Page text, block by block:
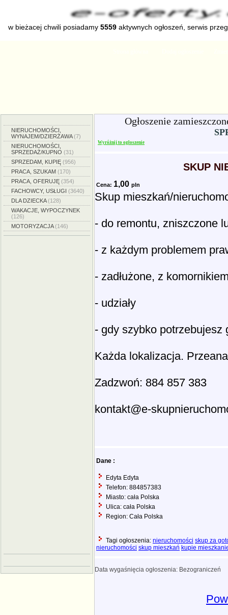
w bieżacej chwili posiadamy 5559 aktywnych ogłoszeń, serwis
NIERUCHOMOŚCI,
WYNAJEM/DZIERŻAWA(7)
NIERUCHOMOŚCI,
SPRZEDAŻ/KUPNO (31)
SPRZEDAM, KUPIĘ (956)
PRACA, SZUKAM (170)
PRACA, OFERUJĘ (354)
FACHOWCY, USŁUGI (3640)
DLA DZIECKA(128)
WAKACJE, WYPOCZYNEK
(126)
MOTORYZACJA(146)
Ogłoszenie
Wyróżnij to ogłoszenie
SKUP
Cena: 1,00 pln
Skup mieszkań/
- do remontu, zniszczone
- z każdym problemem
- zadłużone, z
- udziały
- gdy szybko potrzebujesz
Każda lokalizacja.
Zadzwoń: 884 857 383
kontakt@e-
Dane :
Edyta Edyta
Telefon: 884857383
Miasto: cała Polska
Ulica: cała Polska
Region: Cała Polska
Tagi ogłoszenia: nieruchomości skup za
nieruchomości skup mieszkań kupie
Data wygaśnięcia ogłoszenia: Bezograniczeń